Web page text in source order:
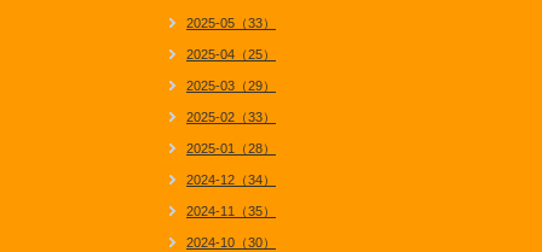
2025-05（33）
2025-04（25）
2025-03（29）
2025-02（33）
2025-01（28）
2024-12（34）
2024-11（35）
2024-10（30）